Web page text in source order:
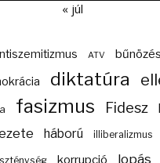
« júl
ATV bűnözés
diktatúra
fasizmus Fidesz
háború illiberalizmus
korrupció lopás